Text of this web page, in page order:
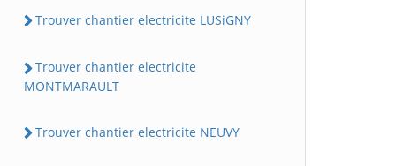
Trouver chantier electricite LUSiGNY
Trouver chantier electricite
MONTMARAULT
Trouver chantier electricite NEUVY